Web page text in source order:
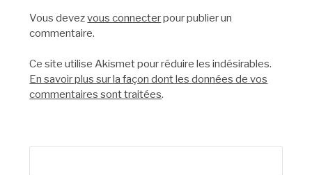
Vous devezvous connecterpour publier un
commentaire.
Ce site utilise Akismet pour réduire les indésirables.
En savoir plus sur la façon dont les données de vos
commentaires sont traitées.